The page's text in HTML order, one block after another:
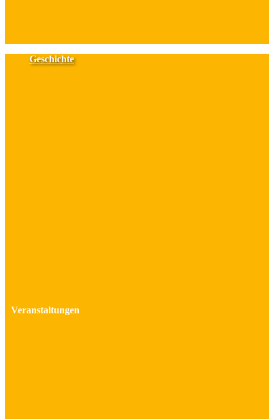
Geschichte
Veranstaltungen